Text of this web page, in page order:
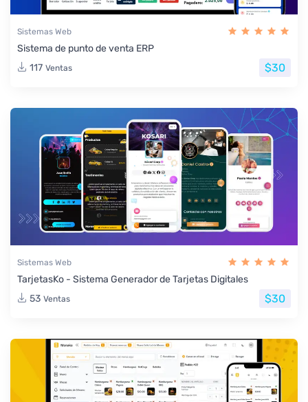
Sistemas Web
Sistema de punto de venta ERP
117 Ventas $30
Sistemas Web
TarjetasKo - Sistema Generador de Tarjetas Digitales
53 Ventas $30